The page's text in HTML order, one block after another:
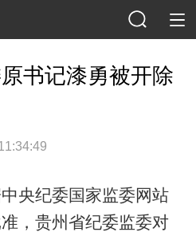
书记漆勇被开除
央纪委国家监委网站
，贵州省纪委监委对